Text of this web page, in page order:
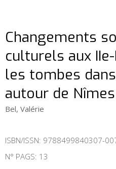
Changements
culturels aux IIe-
les tombes
autour de Nîmes
Bel, Valérie
ISBN/ISSN: 9788499840307-
N° PAGS: 13